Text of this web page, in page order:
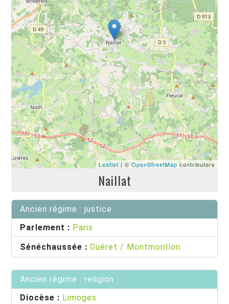
Leaflet | © OpenStreetMapcontributors
Naillat
Ancien régime : justice
Parlement : Paris
Sénéchaussée : Guéret / Montmorillon
Ancien régime : religion
Diocèse : Limoges